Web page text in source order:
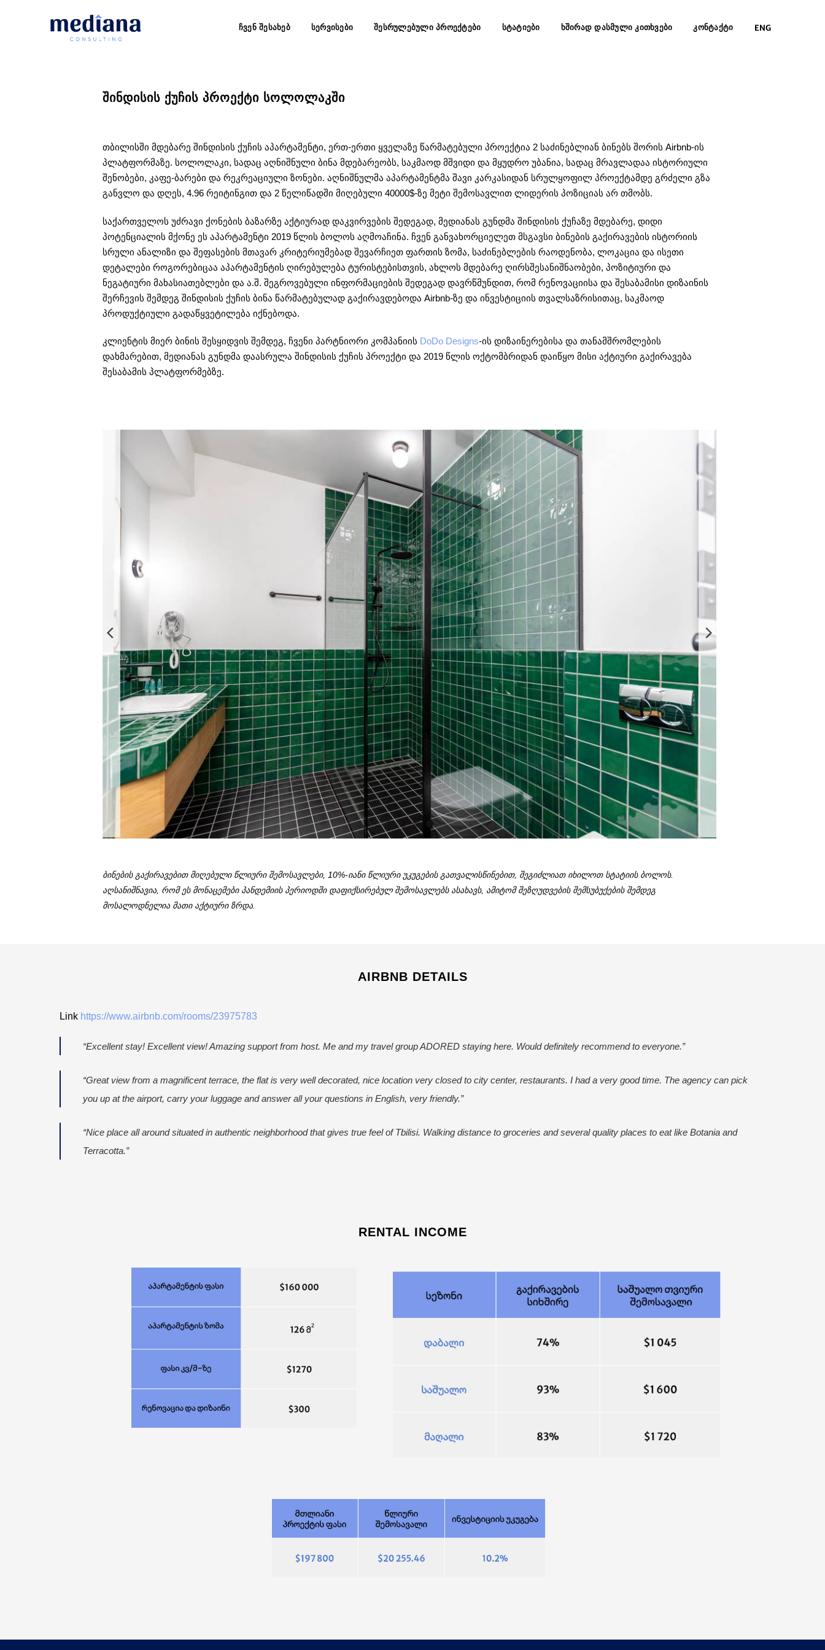
ᲩᲕᲔᲜ ᲨᲔᲡᲐᲮᲔᲑ ᲡᲔᲠᲕᲘᲡᲔᲑᲘ ᲨᲔᲡᲠᲣᲚᲔᲑᲣᲚᲘ ᲞᲠᲝᲔᲥᲢᲔᲑᲘ ᲡᲢᲐᲢᲘᲔᲑᲘ ᲮᲨᲘᲠᲐᲓ ᲓᲐᲡᲛᲣᲚᲘ ᲙᲘᲗᲮᲕᲔᲑᲘ ᲙᲝᲜᲢᲐᲥᲢᲘ ENG
ᲨᲘᲜᲓᲘᲡᲘᲡ ᲥᲣᲩᲘᲡ ᲞᲠᲝᲔᲥᲢᲘ ᲡᲝᲚᲝᲚᲐᲙᲨᲘ
თბილისში მდებარე შინდისის ქუჩის აპარტამენტი, ერთ-ერთი ყველაზე წარმატებული პროექტია 2 საძინებლიან ბინებს შორის Airbnb-ის
პლატფორმაზე. სოლოლაკი, სადაც აღნიშნული ბინა მდებარეობს, საკმაოდ მშვიდი და მყუდრო უბანია, სადაც მრავლადაა ისტორიული
შენობები, კაფე-ბარები და რეკრეაციული ზონები. აღნიშნულმა აპარტამენტმა შავი კარკასიდან სრულყოფილ პროექტამდე გრძელი გზა
განვლო და დღეს, 4.96 რეიტინგით და 2 წელიწადში მიღებული 40000$-ზე მეტი შემოსავლით ლიდერის პოზიციას არ თმობს.
საქართველოს უძრავი ქონების ბაზარზე აქტიურად დაკვირვების შედეგად, მედიანას გუნდმა შინდისის ქუჩაზე მდებარე, დიდი
პოტენციალის მქონე ეს აპარტამენტი 2019 წლის ბოლოს აღმოაჩინა. ჩვენ განვახორციელეთ მსგავსი ბინების გაქირავების ისტორიის
სრული ანალიზი და შეფასების მთავარ კრიტერიუმებად შევარჩიეთ ფართის ზომა, საძინებლების რაოდენობა, ლოკაცია და ისეთი
დეტალები როგორებიცაა აპარტამენტის ღირებულება ტურისტებისთვის, ახლოს მდებარე ღირსშესანიშნაობები, პოზიტიური და
ნეგატიური მახასიათებლები და ა.შ. შეგროვებული ინფორმაციების შედეგად დავრწმუნდით, რომ რენოვაციისა და შესაბამისი დიზაინის
შერჩევის შემდეგ შინდისის ქუჩის ბინა წარმატებულად გაქირავდებოდა Airbnb-ზე და ინვესტიციის თვალსაზრისითაც, საკმაოდ
პროდუქტიული გადაწყვეტილება იქნებოდა.
კლიენტის მიერ ბინის შესყიდვის შემდეგ, ჩვენი პარტნიორი კომპანიის DoDo Designs-ის დიზაინერებისა და თანამშრომლების
დახმარებით, მედიანას გუნდმა დაასრულა შინდისის ქუჩის პროექტი და 2019 წლის ოქტომბრიდან დაიწყო მისი აქტიური გაქირავება
შესაბამის პლატფორმებზე.
ბინების გაქირავებით მიღებული წლიური შემოსავლები, 10%-იანი წლიური უკუგების გათვალისწინებით, შეგიძლიათ იხილოთ სტატიის ბოლოს.
აღსანიშნავია, რომ ეს მონაცემები პანდემიის პერიოდში დაფიქსირებულ შემოსავლებს ასახავს, ამიტომ შეზღუდვების შემსუბუქების შემდეგ
მოსალოდნელია მათი აქტიური ზრდა.
AIRBNB DETAILS
Link https://www.airbnb.com/rooms/23975783
“Excellent stay! Excellent view! Amazing support from host. Me and my travel group ADORED staying here. Would definitely recommend to everyone.”
“Great view from a magnificent terrace, the flat is very well decorated, nice location very closed to city center, restaurants. I had a very good time. The agency can pick
you up at the airport, carry your luggage and answer all your questions in English, very friendly.”
“Nice place all around situated in authentic neighborhood that gives true feel of Tbilisi. Walking distance to groceries and several quality places to eat like Botania and
Terracotta.”
RENTAL INCOME